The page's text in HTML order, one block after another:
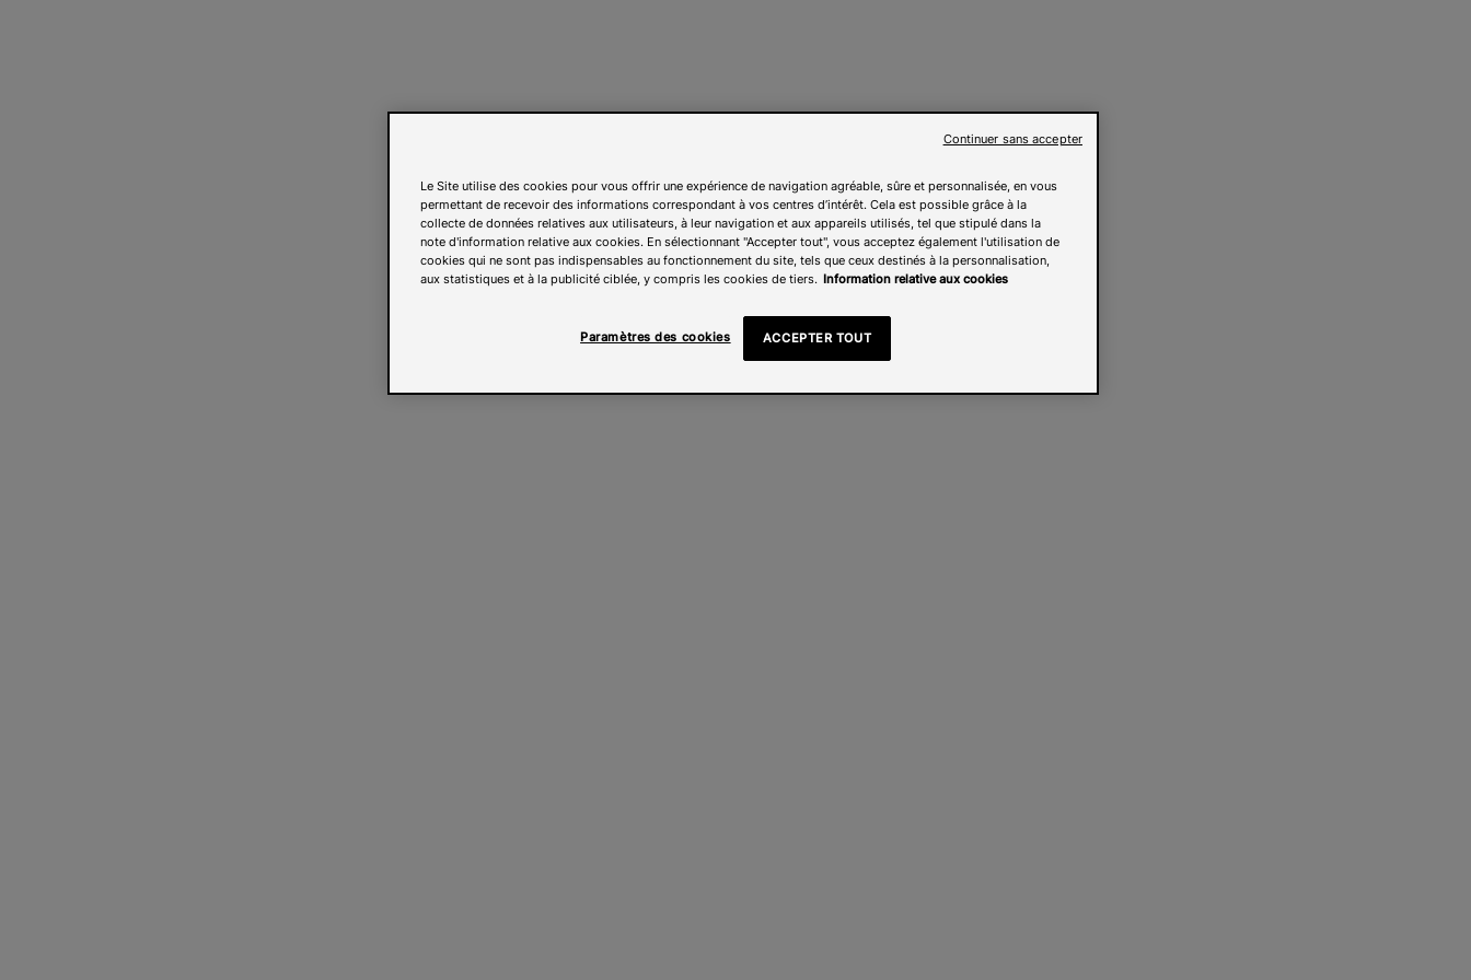
Le Site utilise des cookies pour vous offrir une expérience de navigation agréable, sûre et personnalisée, en vous
permettant de recevoir des informations correspondant à vos centres d’intérêt. Cela est possible grâce à la
collecte de données relatives aux utilisateurs, à leur navigation et aux appareils utilisés, tel que stipulé dans la
note d'information relative aux cookies. En sélectionnant "Accepter tout", vous acceptez également l'utilisation de
cookies qui ne sont pas indispensables au fonctionnement du site, tels que ceux destinés à la personnalisation,
aux statistiques et à la publicité ciblée, y compris les cookies de tiers. Information relative aux cookies
Paramètres des cookies ACCEPTER TOUT
Continuer sans accepter